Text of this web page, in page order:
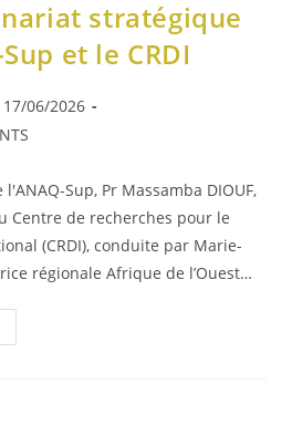
stratégique
et le CRDI
17/06/2026
Sup, Pr Massamba DIOUF,
Centre de recherches pour le
(CRDI), conduite par Marie-
régionale Afrique de l’Ouest…